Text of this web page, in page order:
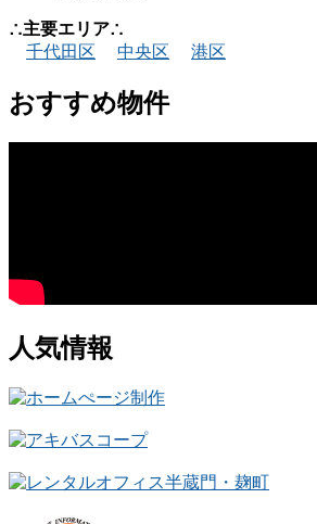
∴主要エリア∴
千代田区
中央区 港区
おすすめ物件
人気情報